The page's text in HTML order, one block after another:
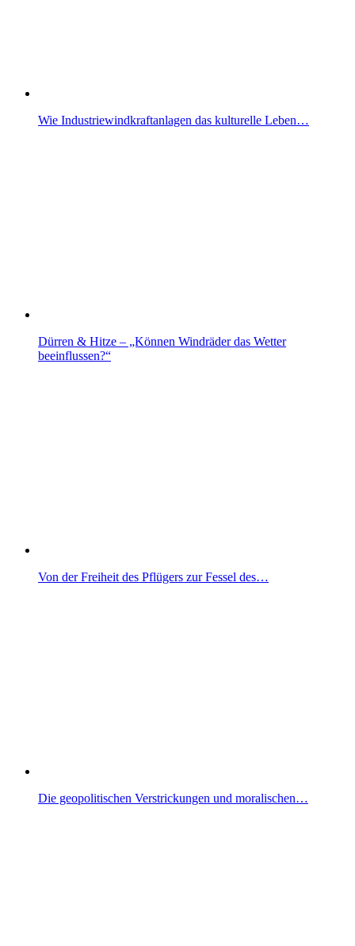
Wie Industriewindkraftanlagen das kulturelle Leben…
Dürren & Hitze – „Können Windräder das Wetter
beeinflussen?“
Von der Freiheit des Pflügers zur Fessel des…
Die geopolitischen Verstrickungen und moralischen…